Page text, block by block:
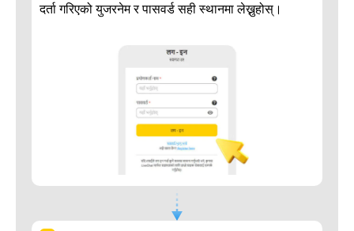
दर्ता गरिएको युजरनेम र पासवर्ड सही स्थानमा लेख्नुहोस्।